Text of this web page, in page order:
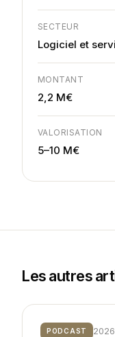
SECTEUR
Logiciel et
MONTANT
2,2 M€
VALORISATION
5–10 M€
Les autres
PODCAST 2026